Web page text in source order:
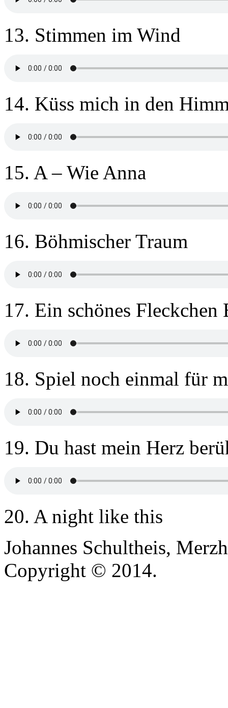
13. Stimmen im Wind
14. Küss mich in den
15. A – Wie Anna
16. Böhmischer Traum
17. Ein schönes Fleckchen
18. Spiel noch einmal für
19. Du hast mein Herz
20. A night like this
Johannes Schultheis,
Copyright © 2014.